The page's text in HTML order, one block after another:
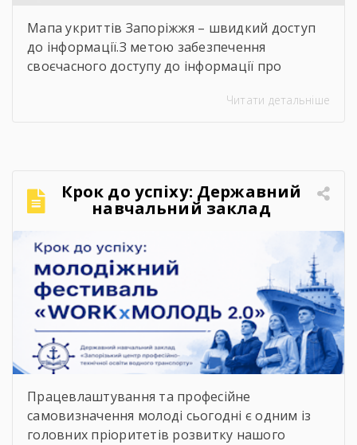
Мапа укриттів Запоріжжя – швидкий доступ
до інформації.З метою забезпечення
своєчасного доступу до інформації про
пропонуємо скористатися інтерактивною
щодо розташування укриттів доступна на
офіційних інформаційних ресурсах: ▪️
Запорізької обласної військової адміністрації
– у розділі «Укриття»; ▪️ […]
Читати детальніше
Крок до успіху: Державний
навчальний заклад
«Запорізький центр
професійно-технічної освіти
водного транспорту»
підкорює молодіжний
фестиваль «WORKxМОЛОДЬ
2.0»
Працевлаштування та професійне
самовизначення молоді сьогодні є одним із
головних пріоритетів розвитку нашого